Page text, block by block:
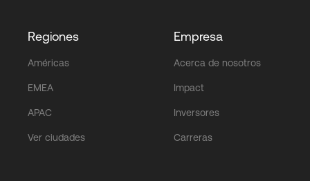
Regiones
Américas
EMEA
APAC
Ver ciudades
Empresa
Acerca de nosotros
Impact
Inversores
Carreras